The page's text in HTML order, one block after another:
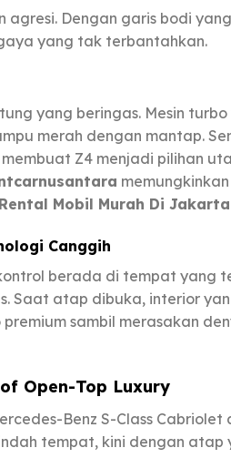
agresi. Dengan garis bodi yang
yang tak terbantahkan.
yang beringas. Mesin
merah dengan mantap.
Z4 menjadi pilihan
Rental Mobil Murah Di Jakarta
Canggih
berada di tempat yang
Saat atap dibuka, interior
sambil merasakan
Open-Top Luxury
Benz S-Class Cabriolet
tempat, kini dengan atap